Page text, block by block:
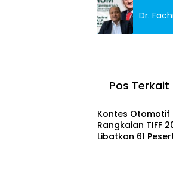
Dr.
Pos Terkait
Otomotif
Kontes Otomotif
Rangkaian TIFF
Libatkan 61